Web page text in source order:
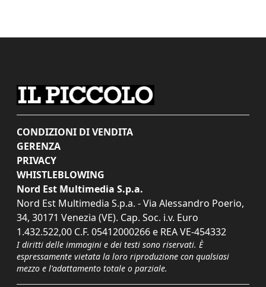
CONDIZIONI DI VENDITA
GERENZA
PRIVACY
WHISTLEBLOWING
Nord Est Multimedia S.p.a.
Nord Est Multimedia S.p.a. - Via Alessandro Poerio,
34, 30171 Venezia (VE). Cap. Soc. i.v. Euro
1.432.522,00 C.F. 05412000266 e REA VE-454332
I diritti delle immagini e dei testi sono riservati. È
espressamente vietata la loro riproduzione con qualsiasi
mezzo e l'adattamento totale o parziale.